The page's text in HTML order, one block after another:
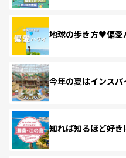
地球の歩き方♥偏愛
今年の夏はインスパ
知れば知るほど好